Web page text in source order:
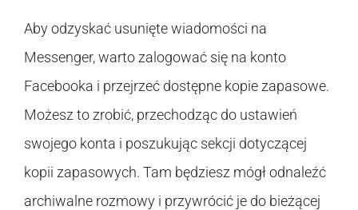
Aby odzyskać usunięte wiadomości na
Messenger, warto zalogować się na konto
Facebooka i przejrzeć dostępne kopie zapasowe.
Możesz to zrobić, przechodząc do ustawień
swojego konta i poszukując sekcji dotyczącej
kopii zapasowych. Tam będziesz mógł odnaleźć
archiwalne rozmowy i przywrócić je do bieżącej